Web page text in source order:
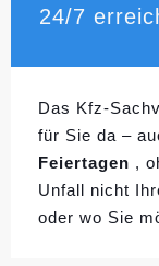
24/7
Das Kfz-
für Sie da –
Feiertagen ,
Unfall nicht
oder wo Sie